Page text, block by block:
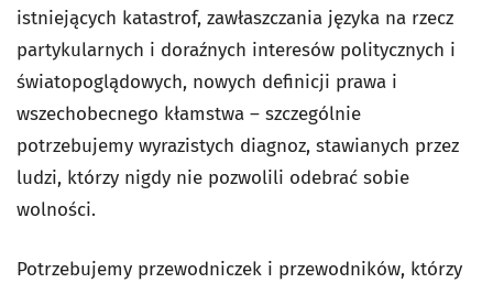
istniejących katastrof, zawłaszczania języka na rzecz
partykularnych i doraźnych interesów politycznych i
światopoglądowych, nowych definicji prawa i
wszechobecnego kłamstwa – szczególnie
potrzebujemy wyrazistych diagnoz, stawianych przez
ludzi, którzy nigdy nie pozwolili odebrać sobie
wolności.
Potrzebujemy przewodniczek i przewodników, którzy